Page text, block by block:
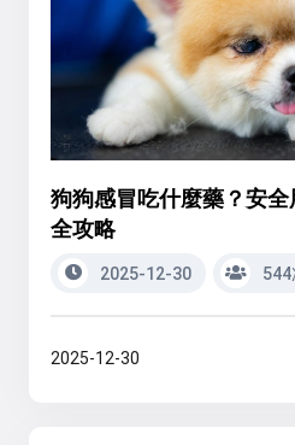
狗狗感冒吃什麼藥？安
全攻略
2025-12-30 544
2025-12-30